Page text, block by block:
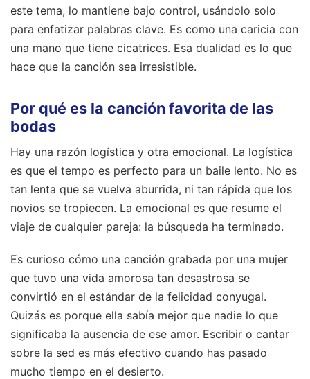
este tema, lo mantiene bajo control, usándolo solo
para enfatizar palabras clave. Es como una caricia con
una mano que tiene cicatrices. Esa dualidad es lo que
hace que la canción sea irresistible.
Por qué es la canción favorita de las
bodas
Hay una razón logística y otra emocional. La logística
es que el tempo es perfecto para un baile lento. No es
tan lenta que se vuelva aburrida, ni tan rápida que los
novios se tropiecen. La emocional es que resume el
viaje de cualquier pareja: la búsqueda ha terminado.
Es curioso cómo una canción grabada por una mujer
que tuvo una vida amorosa tan desastrosa se
convirtió en el estándar de la felicidad conyugal.
Quizás es porque ella sabía mejor que nadie lo que
significaba la ausencia de ese amor. Escribir o cantar
sobre la sed es más efectivo cuando has pasado
mucho tiempo en el desierto.